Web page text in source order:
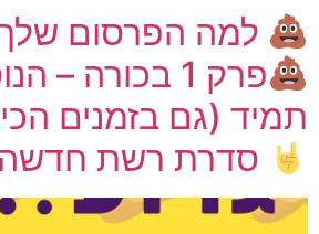
למה הפרסום
פרק 1 בכורה
תמיד (גם בזמנים
סדרת רשת